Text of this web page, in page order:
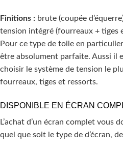
Finitions : brute (coupée
tension intégré (fourreaux + tiges
Pour ce type de toile en
être absolument parfaite. Aussi il
choisir le système de tension le
fourreaux, tiges et ressorts.
DISPONIBLE EN ÉCRAN
L’achat d’un écran complet vous
quel que soit le type de d’écran,